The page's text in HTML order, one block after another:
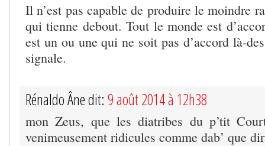
Il n’est pas capable de produire le moindre
qui tienne debout. Tout le monde est
est un ou une qui ne soit pas d’accord là-
signale.
Rénaldo Âne dit: 9 août 2014 à 12h38
mon Zeus, que les diatribes du p’tit
venimeusement ridicules comme dab’ que